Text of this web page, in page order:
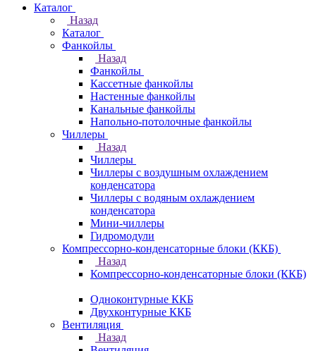
Каталог
Назад
Каталог
Фанкойлы
Назад
Фанкойлы
Кассетные фанкойлы
Настенные фанкойлы
Канальные фанкойлы
Напольно-потолочные фанкойлы
Чиллеры
Назад
Чиллеры
Чиллеры с воздушным охлаждением
конденсатора
Чиллеры с водяным охлаждением
конденсатора
Мини-чиллеры
Гидромодули
Компрессорно-конденсаторные блоки (ККБ)
Назад
Компрессорно-конденсаторные блоки (ККБ)
Одноконтурные ККБ
Двухконтурные ККБ
Вентиляция
Назад